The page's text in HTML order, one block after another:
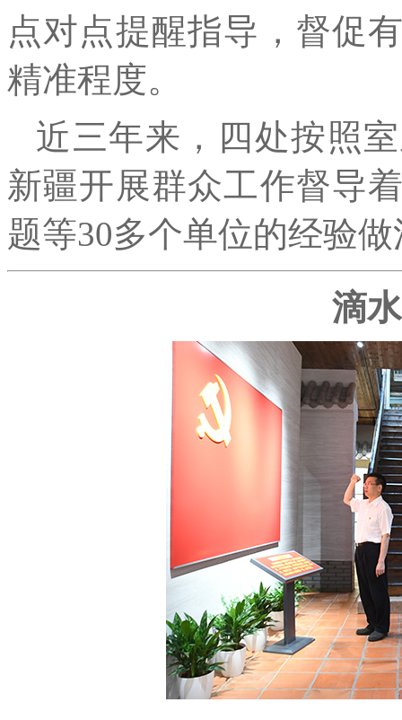
点对点提醒指导，督促
精准程度。
近三年来，四处按照
新疆开展群众工作督导
题等30多个单位的经验
滴